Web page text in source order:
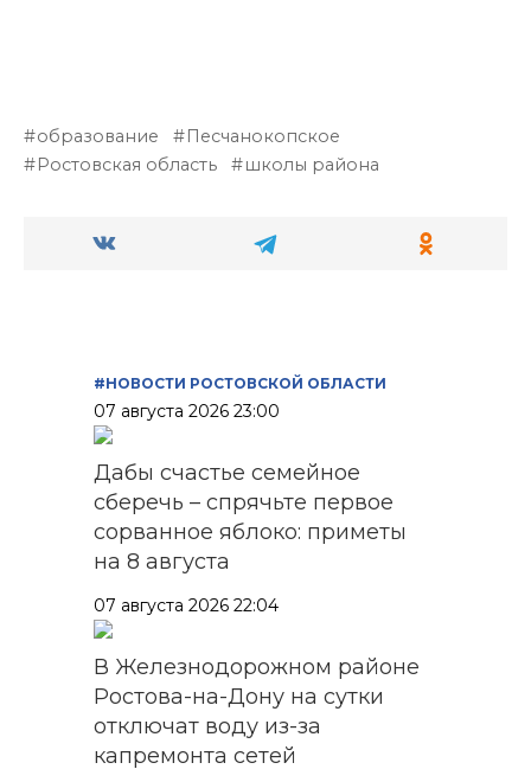
образование
Песчанокопское
Ростовская область
школы района
#НОВОСТИ РОСТОВСКОЙ ОБЛАСТИ
07 августа 2026 23:00
Дабы счастье семейное
сберечь – спрячьте первое
сорванное яблоко: приметы
на 8 августа
07 августа 2026 22:04
В Железнодорожном районе
Ростова-на-Дону на сутки
отключат воду из-за
капремонта сетей